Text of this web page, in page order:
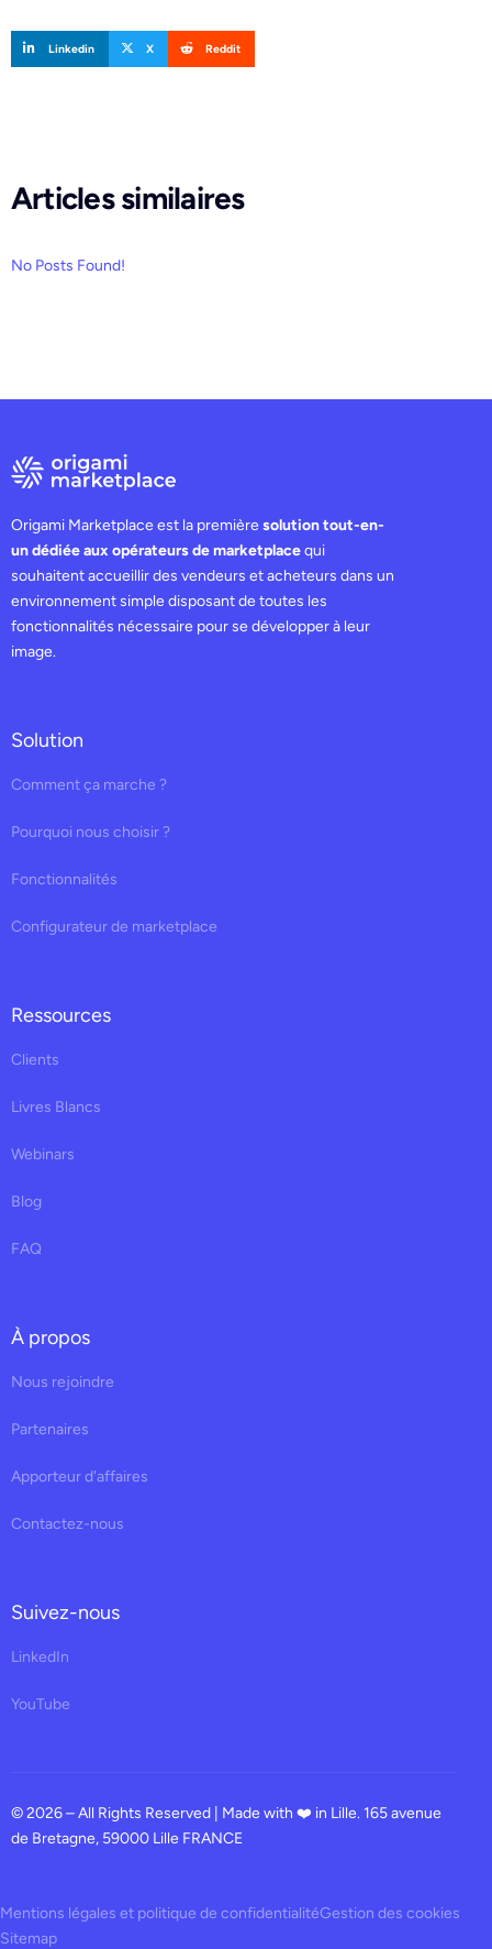
Linkedin X Reddit
Articles similaires
No Posts Found!
Origami Marketplace est la première solution tout-en-
un dédiée aux opérateurs de marketplacequi
souhaitent accueillir des vendeurs et acheteurs dans un
environnement simple disposant de toutes les
fonctionnalités nécessaire pour se développer à leur
image.
Solution
Comment ça marche ?
Pourquoi nous choisir ?
Fonctionnalités
Configurateur de marketplace
Ressources
Clients
Livres Blancs
Webinars
Blog
FAQ
À propos
Nous rejoindre
Partenaires
Apporteur d'affaires
Contactez-nous
Suivez-nous
LinkedIn
YouTube
© 2026 – All Rights Reserved | Made with ❤️ in Lille. 165 avenue
de Bretagne, 59000 Lille FRANCE
Mentions légales et politique de confidentialitéGestion des cookies
Sitemap